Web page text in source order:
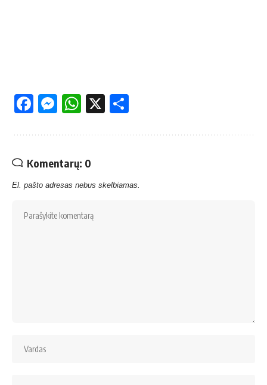
Facebook
Messenger
WhatsApp
X
Komentarų: 0
El. pašto adresas nebus skelbiamas.